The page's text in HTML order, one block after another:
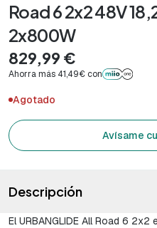
Road 6 2x2 48V
2x800W
829,99 €
Ahorra más 41,49€ con
Agotado
Avísame
Descripción
El URBANGLIDE All Road 6